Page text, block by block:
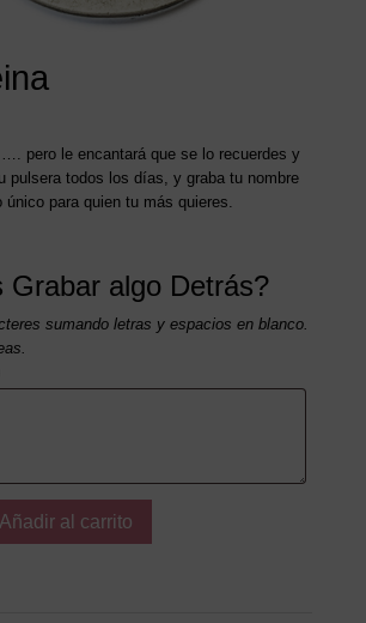
pero le encantará que se lo recuerdes y
pulsera todos los días, y graba tu nombre
único para quien tu más quieres.
Grabar algo Detrás?
sumando letras y espacios en blanco.
Añadir al carrito